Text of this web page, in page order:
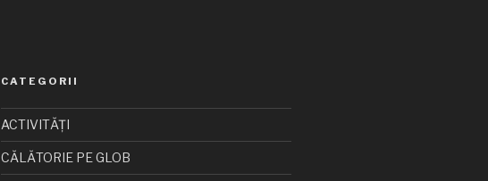
CATEGORII
ACTIVITĂȚI
CĂLĂTORIE PE GLOB